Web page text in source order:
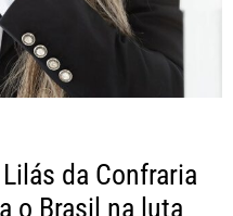
da Confraria
o Brasil na luta